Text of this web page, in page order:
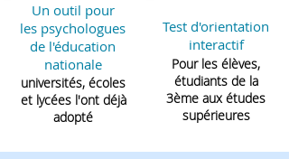
Un outil pour
les psychologues
de l'éducation
nationale
universités, écoles
et lycées l'ont déjà
adopté
Test d'orientation
interactif
Pour les élèves,
étudiants de la
3ème aux études
supérieures